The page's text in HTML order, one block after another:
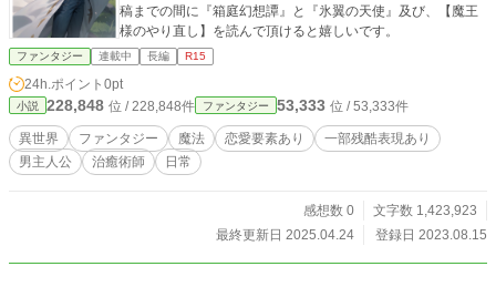
稿までの間に『箱庭幻想譚』と『氷翼の天使』及び、【魔王
様のやり直し】を読んで頂けると嬉しいです。
ファンタジー 連載中 長編 R15
24h.ポイント 0pt
小説 228,848 位 / 228,848件 ファンタジー 53,333 位 / 53,333件
異世界 ファンタジー 魔法 恋愛要素あり
一部残酷表現あり
男主人公
治癒術師 日常
感想数 0
文字数 1,423,923
最終更新日 2025.04.24
登録日 2023.08.15